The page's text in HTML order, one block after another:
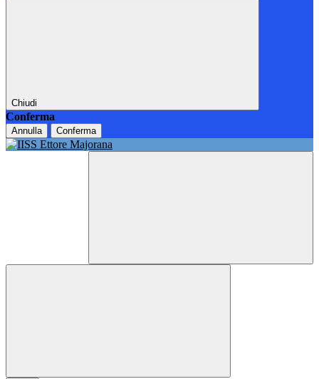
Chiudi
Conferma
Annulla Conferma